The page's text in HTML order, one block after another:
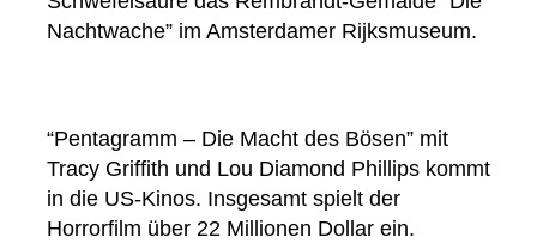
Nachtwache” im Amsterdamer Rijksmuseum.
“Pentagramm – Die Macht des Bösen” mit
Tracy Griffith und Lou Diamond Phillips kommt
in die US-Kinos. Insgesamt spielt der
Horrorfilm über 22 Millionen Dollar ein.